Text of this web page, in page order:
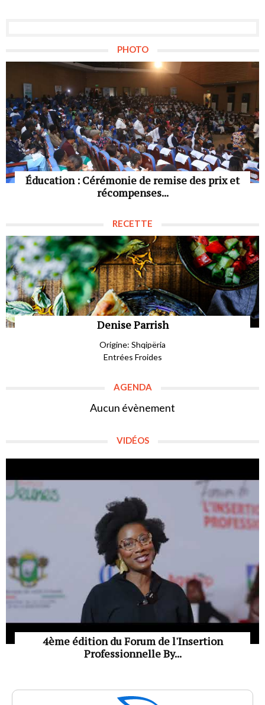
PHOTO
Éducation : Cérémonie de remise des prix et
récompenses...
RECETTE
Denise Parrish
Origine: Shqipëria
Entrées Froides
AGENDA
Aucun évènement
VIDÉOS
4ème édition du Forum de l'Insertion
Professionnelle By...